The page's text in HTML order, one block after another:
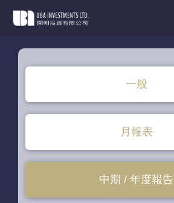
首 頁
信 息
一般
月報表
中期 / 年度報告